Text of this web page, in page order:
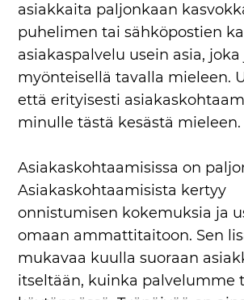
asiakkaita paljonkaan
puhelimen tai sähköpostien
asiakaspalvelu usein asia, joka
myönteisellä tavalla mieleen.
että erityisesti
minulle tästä kesästä mieleen.
Asiakaskohtaamisissa on
Asiakaskohtaamisista kertyy
onnistumisen kokemuksia ja
omaan ammattitaitoon. Sen
mukavaa kuulla suoraan
itseltään, kuinka palvelumme